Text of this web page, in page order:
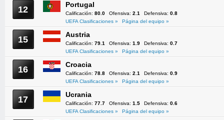
12 Portugal
Calificación: 80.0 Ofensiva: 2.1 Defensiva: 0.8
UEFA Clasificaciones »
Página del equipo »
15 Austria
Calificación: 79.1 Ofensiva: 1.9 Defensiva: 0.7
UEFA Clasificaciones »
Página del equipo »
16 Croacia
Calificación: 78.8 Ofensiva: 2.1 Defensiva: 0.9
UEFA Clasificaciones »
Página del equipo »
17 Ucrania
Calificación: 77.7 Ofensiva: 1.5 Defensiva: 0.6
UEFA Clasificaciones »
Página del equipo »